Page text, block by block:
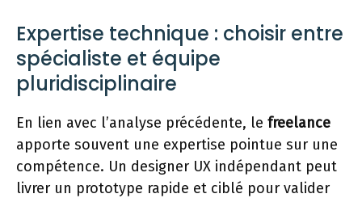
Expertise technique : choisir entre
spécialiste et équipe
pluridisciplinaire
En lien avec l’analyse précédente, le freelance
apporte souvent une expertise pointue sur une
compétence. Un designer UX indépendant peut
livrer un prototype rapide et ciblé pour valider